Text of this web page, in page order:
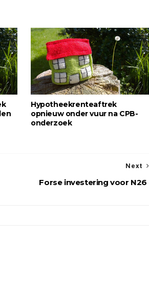
Hypotheekrenteaftrek
opnieuw onder vuur na CPB-
onderzoek
Next
Forse investering voor N26